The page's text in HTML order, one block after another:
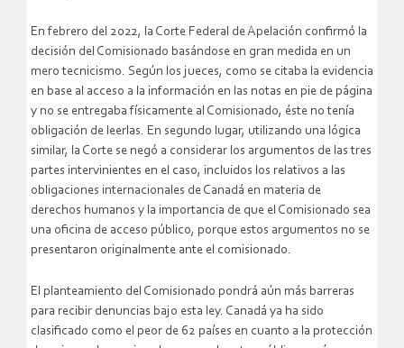
En febrero del 2022, la Corte Federal de Apelación confirmó la
decisión del Comisionado basándose en gran medida en un
mero tecnicismo. Según los jueces, como se citaba la evidencia
en base al acceso a la información en las notas en pie de página
y no se entregaba físicamente al Comisionado, éste no tenía
obligación de leerlas. En segundo lugar, utilizando una lógica
similar, la Corte se negó a considerar los argumentos de las tres
partes intervinientes en el caso, incluidos los relativos a las
obligaciones internacionales de Canadá en materia de
derechos humanos y la importancia de que el Comisionado sea
una oficina de acceso público, porque estos argumentos no se
presentaron originalmente ante el comisionado.
El planteamiento del Comisionado pondrá aún más barreras
para recibir denuncias bajo esta ley. Canadá ya ha sido
clasificado como el peor de 62 países en cuanto a la protección